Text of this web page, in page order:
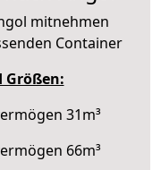
mitnehmen
Container
Größen:
31m³
66m³